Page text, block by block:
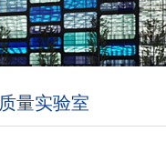
质量实验室